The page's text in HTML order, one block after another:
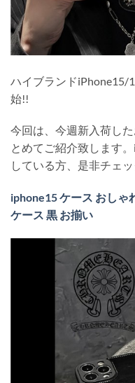
ハイブランドiPhone15/
始!!
今回は、今週新入荷し
とめてご紹介致します
している方、是非チェ
iphone15 ケース おしゃ
ケース 黒 お揃い